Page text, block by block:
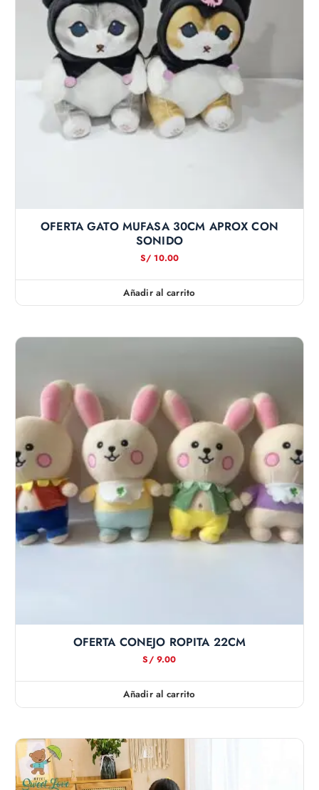
OFERTA GATO MUFASA 30CM APROX CON
SONIDO
S/ 10.00
Añadir al carrito
OFERTA CONEJO ROPITA 22CM
S/9.00
Añadir al carrito